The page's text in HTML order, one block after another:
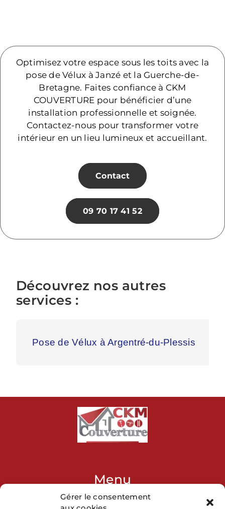
Gérer le consentement
Optimisez votre espace sous les toits avec la
pose de Vélux à Janzé et la Guerche-de-
Bretagne. Faites confiance à CKM
COUVERTURE pour bénéficier d’une
installation professionnelle et soignée.
Contactez-nous pour transformer votre
intérieur en un lieu lumineux et accueillant.
Contact
09 70 17 41 52
Découvrez nos autres
services :
Pose de Vélux à Argentré-du-Plessis
Menu
Accueil